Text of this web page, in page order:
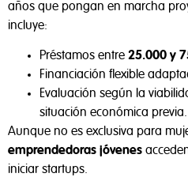
años que pongan en marcha
incluye:
Préstamos entre 25.000 y
Financiación flexible
Evaluación según la
situación económica previa.
Aunque no es exclusiva para
emprendedoras jóvenes
iniciar startups.